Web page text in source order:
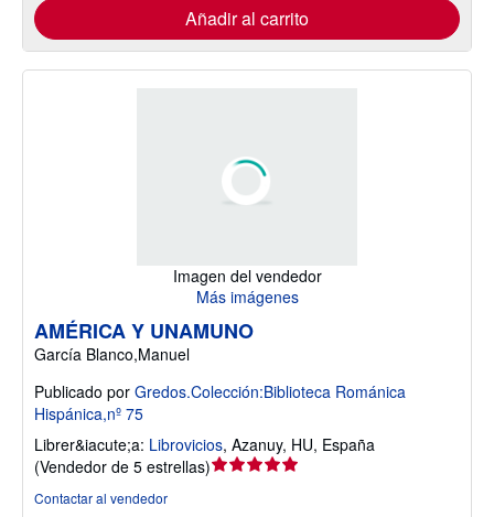
Añadir al carrito
Imagen del vendedor
Más imágenes
AMÉRICA Y UNAMUNO
García Blanco,Manuel
Publicado por Gredos.Colección:Biblioteca Románica
Hispánica,nº 75
Librer&iacute;a: Librovicios, Azanuy, HU, España
(Vendedor de 5 estrellas)Calificación
Contactar al vendedor